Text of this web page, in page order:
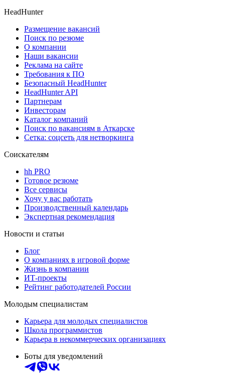
HeadHunter
Размещение вакансий
Поиск по резюме
О компании
Наши вакансии
Реклама на сайте
Требования к ПО
Безопасный HeadHunter
HeadHunter API
Партнерам
Инвесторам
Каталог компаний
Поиск по вакансиям в Аткарске
Сетка: соцсеть для нетворкинга
Соискателям
hh PRO
Готовое резюме
Все сервисы
Хочу у вас работать
Производственный календарь
Экспертная рекомендация
Новости и статьи
Блог
О компаниях в игровой форме
Жизнь в компании
ИТ-проекты
Рейтинг работодателей России
Молодым специалистам
Карьера для молодых специалистов
Школа программистов
Карьера в некоммерческих организациях
Боты для уведомлений